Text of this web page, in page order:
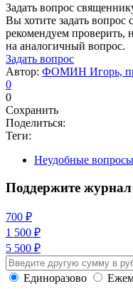
Задать вопрос
Вы хотите задать вопрос
рекомендуем проверить,
на аналогичный вопрос.
Задать вопрос
Автор: ФОМИН Игорь,
0
0
Сохранить
Поделиться:
Теги:
Неудобные
Поддержите
700 ₽
1 500 ₽
5 500 ₽
Единоразово